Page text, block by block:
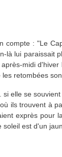
compte : "Le
là lui paraissait
midi
retombées
elle se
ils trouvent à
exprès pour
soleil est d'un